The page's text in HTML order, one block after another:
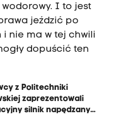
I to jest
jeździć po
nie ma w tej chwili
dopuścić ten
z Politechniki
zaprezentowali
silnik napędzany